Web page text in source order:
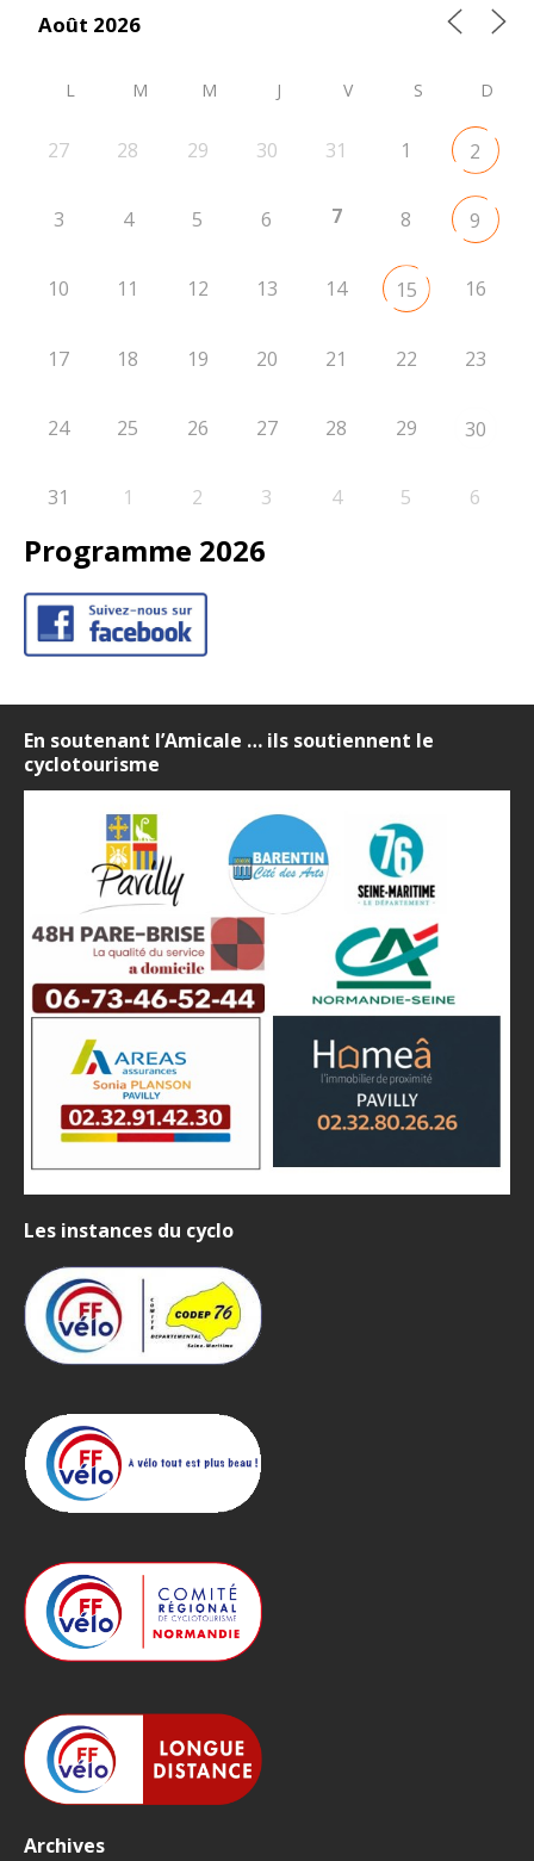
Août 2026
L M M J V S D
27 28 29 30 31 1 2
3 4 5 6 7 8 9
10 11 12 13 14 15 16
17 18 19 20 21 22 23
24 25 26 27 28 29 30
31 1 2 3 4 5 6
Programme 2026
En soutenant l’Amicale … ils soutiennent le
cyclotourisme
Les instances du cyclo
Archives